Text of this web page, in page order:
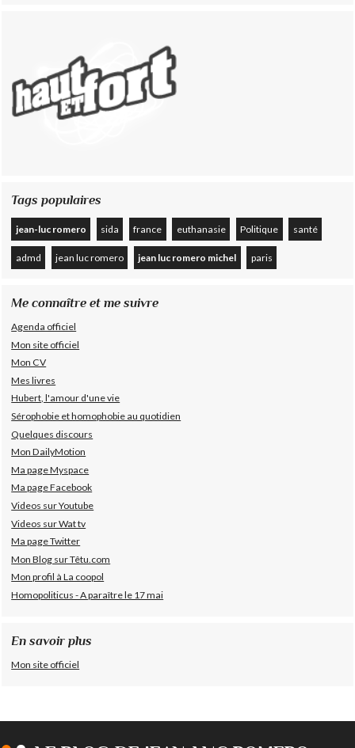
Tags populaires
jean-luc romero sida france euthanasie Politique santé
admd jean luc romero jean luc romero michel paris
Me connaître et me suivre
Agenda officiel
Mon site officiel
Mon CV
Mes livres
Hubert, l'amour d'une vie
Sérophobie et homophobie au quotidien
Quelques discours
Mon DailyMotion
Ma page Myspace
Ma page Facebook
Videos sur Youtube
Videos sur Wat tv
Ma page Twitter
Mon Blog sur Têtu.com
Mon profil à La coopol
Homopoliticus - A paraître le 17 mai
En savoir plus
Mon site officiel